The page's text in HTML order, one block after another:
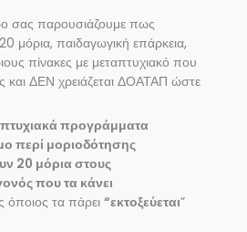
σας παρουσιάζουμε πως
μόρια, παιδαγωγική επάρκεια,
πίνακες με μεταπτυχιακό που
και ΔΕΝ χρειάζεται ΔΟΑΤΑΠ ώστε
προγράμματα
περί μοριοδότησης
20 μόρια στους
που τα κάνει
όποιος τα πάρει “εκτοξεύεται”